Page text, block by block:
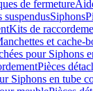
de fermeture
suspendusSiphons
Kits de
et cache-
pour Siphons
Pièces
Siphons en tube